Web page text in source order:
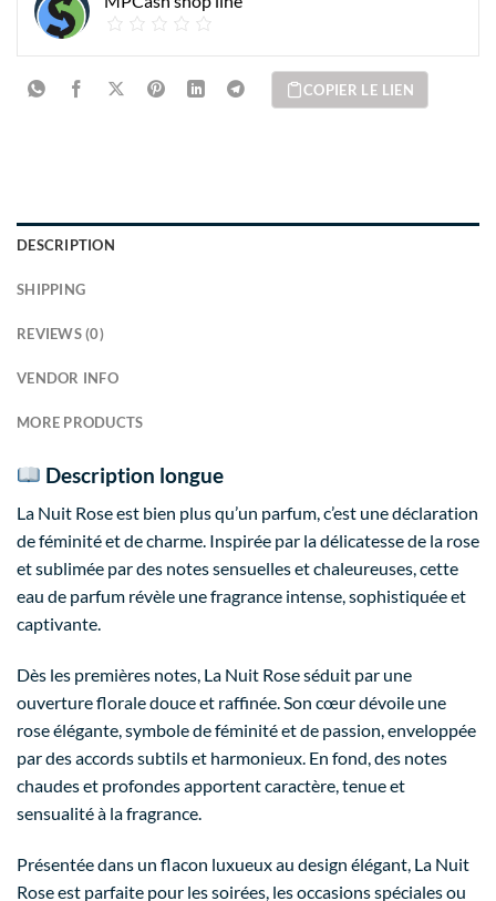
COPIER LE LIEN
DESCRIPTION
SHIPPING
REVIEWS (0)
VENDOR INFO
MORE PRODUCTS
Description longue
La Nuit Rose est bien plus qu’un parfum, c’est une déclaration
de féminité et de charme. Inspirée par la délicatesse de la rose
et sublimée par des notes sensuelles et chaleureuses, cette
eau de parfum révèle une fragrance intense, sophistiquée et
captivante.
Dès les premières notes, La Nuit Rose séduit par une
ouverture florale douce et raffinée. Son cœur dévoile une
rose élégante, symbole de féminité et de passion, enveloppée
par des accords subtils et harmonieux. En fond, des notes
chaudes et profondes apportent caractère, tenue et
sensualité à la fragrance.
Présentée dans un flacon luxueux au design élégant, La Nuit
Rose est parfaite pour les soirées, les occasions spéciales ou